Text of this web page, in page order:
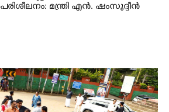
പരിശീലനം: മന്ത്രി എൻ. ഷംസുദ്ദീൻ